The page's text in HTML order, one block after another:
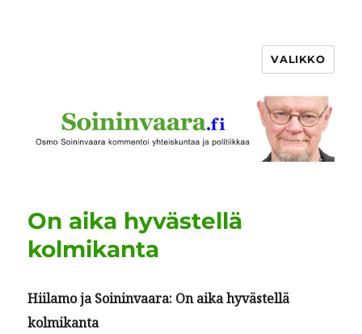
VALIKKO
On aika hyvästellä
kolmikanta
Hiil­amo ja Soin­in­vaara: On aika hyvästel­lä
kolmikanta